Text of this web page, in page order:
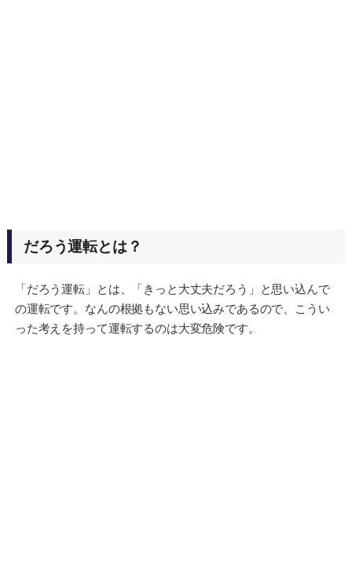
だろう運転とは？
「だろう運転」とは、「きっと大丈夫だろう」と思い込んで
の運転です。なんの根拠もない思い込みであるので、こうい
った考えを持って運転するのは大変危険です。